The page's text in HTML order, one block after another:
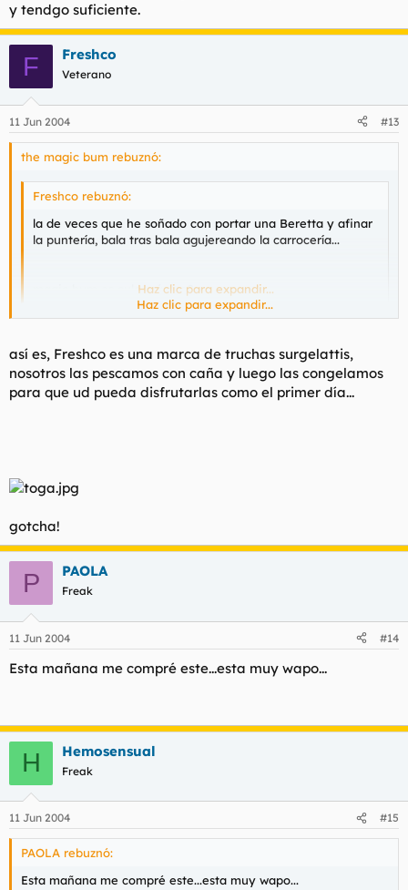
y tendgo suficiente.
F Freshco
Veterano
11 Jun 2004 #13
the magic bum rebuznó:
Freshco rebuznó:
la de veces que he soñado con portar una Beretta y afinar
la puntería, bala tras bala agujereando la carrocería...
magic bum es culo mágico?Haz clic para expandir...
te responderé a tu pregunta con otra pregunta... la respuesta
es similar y sólo tu la sabes...
Haz clic para expandir...
así es, Freshco es una marca de truchas surgelattis,
nosotros las pescamos con caña y luego las congelamos
para que ud pueda disfrutarlas como el primer día...
gotcha!
P PAOLA
Freak
11 Jun 2004 #14
Esta mañana me compré este...esta muy wapo...
H Hemosensual
Freak
11 Jun 2004 #15
PAOLA rebuznó:
Esta mañana me compré este...esta muy wapo...